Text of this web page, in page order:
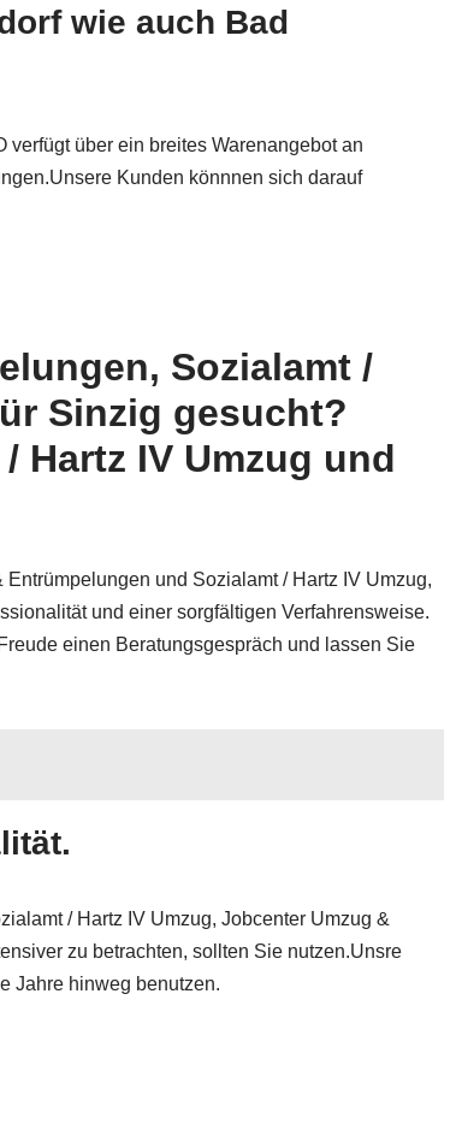
wie auch Bad
über ein breites Warenangebot an
Kunden könnnen sich darauf
Sozialamt /
Sinzig gesucht?
Hartz IV Umzug und
und Sozialamt / Hartz IV Umzug,
und einer sorgfältigen Verfahrensweise.
einen Beratungsgespräch und lassen Sie
/ Hartz IV Umzug, Jobcenter Umzug &
zu betrachten, sollten Sie nutzen.Unsre
Jahre hinweg benutzen.